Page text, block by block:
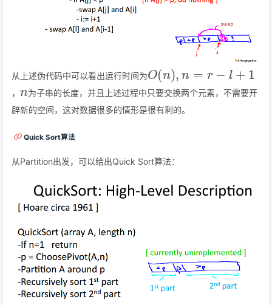
从上述伪代码中可以看出运行时间为
O( )
，
n
为子串的长度，并且上述过程中只要交换两个元素，不需要开
辟新的空间，这对数据很多的情形是很有利的。
Quick Sort算法
从Partition出发，可以给出Quick Sort算法：